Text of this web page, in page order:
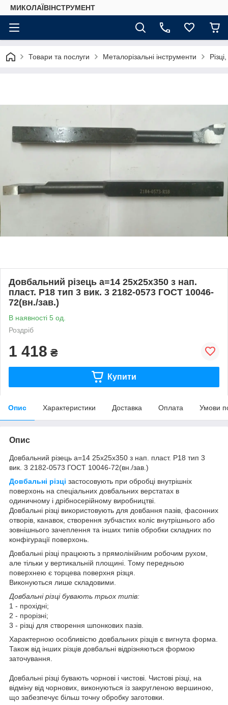
МИКОЛАЇВІНСТРУМЕНТ
Товари та послуги Металорізальні інструменти
Довбальний різець а=14 25х25х350 з нап.
пласт. Р18 тип 3 вик. 3 2182-0573 ГОСТ 10046-
72(вн./зав.)
В наявності 5 од.
Роздріб
1 418 ₴
Купити
Опис Характеристики Доставка Оплата Умови
Опис
Довбальний різець а=14 25х25х350 з нап. пласт. Р18 тип 3
вик. 3 2182-0573 ГОСТ 10046-72(вн./зав.)
Довбальні різці застосовують при обробці внутрішніх
поверхонь на спеціальних довбальних верстатах в
одиничному і дрібносерійному виробництві.
Довбальні різці використовують для довбання пазів, фасонних
отворів, канавок, створення зубчастих коліс внутрішнього або
зовнішнього зачеплення та інших типів обробки складних по
конфігурації поверхонь.
Довбальні різці працюють з прямолінійним робочим рухом,
але тільки у вертикальній площині. Тому передньою
поверхнею є торцева поверхня різця.
Виконуються лише складовими.
Довбальні різці бувають трьох типів:
1 - прохідні;
2 - прорізні;
3 - різці для створення шпонкових пазів.
Характерною особливістю довбальних різців є вигнута форма.
Також від інших різців довбальні відрізняються формою
заточування.
Довбальні різці бувають чорнові і чистові. Чистові різці, на
відміну від чорнових, виконуються із закругленою вершиною,
що забезпечує більш точну обробку заготовки.